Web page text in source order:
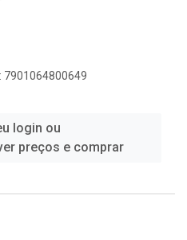
7901064800649
login ou
preços e comprar